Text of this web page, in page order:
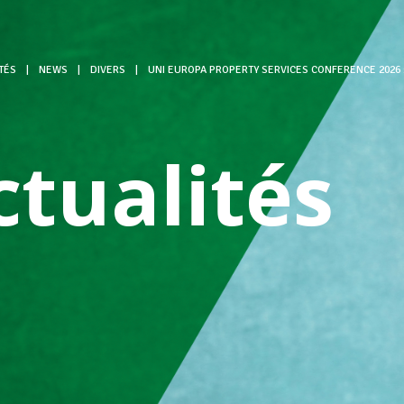
NEWS DIVERS
UNI EUROPA PROPERTY SERVICES CONFERENCE